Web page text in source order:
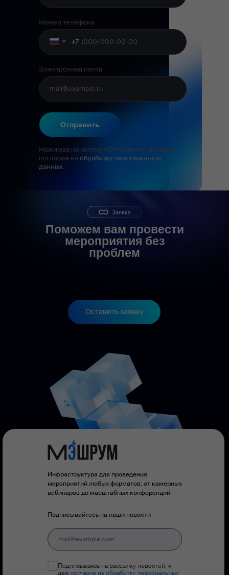
Номер телефона
+7
Электронная почта
Отправить
Нажимая на кнопку «Отправить», вы даете
согласие наобработку персональных
данных.
Оставить заявку
Поможем вам провести
мероприятия без
проблем
Подписывайтесь на наши новости
Инфраструктура для проведения
мероприятий любых форматов: от камерных
вебинаров до масштабных конференций
Подписываясь на рассылку новостей, я
даюсогласие на обработку персональных